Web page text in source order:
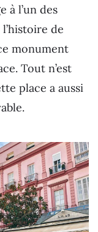
à l’un des
de
monument
Tout n’est
place a aussi